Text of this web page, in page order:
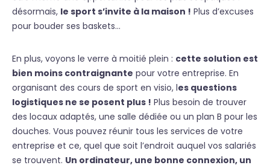
désormais, le sport s’invite à la maison ! Plus d’excuses
pour bouder ses baskets…
En plus, voyons le verre à moitié plein : cette solution est
bien moins contraignante pour votre entreprise. En
organisant des cours de sport en visio, les questions
logistiques ne se posent plus ! Plus besoin de trouver
des locaux adaptés, une salle dédiée ou un plan B pour les
douches. Vous pouvez réunir tous les services de votre
entreprise et ce, quel que soit l’endroit auquel vos salariés
se trouvent. Un ordinateur, une bonne connexion, un